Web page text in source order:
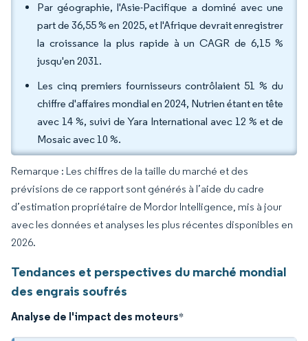
Par géographie, l'Asie-Pacifique a dominé avec une
part de 36,55 % en 2025, et l'Afrique devrait enregistrer
la croissance la plus rapide à un CAGR de 6,15 %
jusqu'en 2031.
Les cinq premiers fournisseurs contrôlaient 51 % du
chiffre d'affaires mondial en 2024, Nutrien étant en tête
avec 14 %, suivi de Yara International avec 12 % et de
Mosaic avec 10 %.
Remarque : Les chiffres de la taille du marché et des
prévisions de ce rapport sont générés à l’aide du cadre
d’estimation propriétaire de Mordor Intelligence, mis à jour
avec les données et analyses les plus récentes disponibles en
2026.
Tendances et perspectives du marché mondial
des engrais soufrés
Analyse de l'impact des moteurs*